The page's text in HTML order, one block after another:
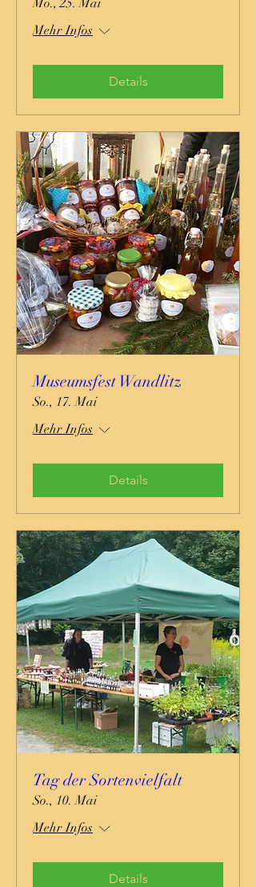
Mo., 25. Mai
Mehr Infos
Details
Museumsfest Wandlitz
So., 17. Mai
Mehr Infos
Details
Tag der Sortenvielfalt
So., 10. Mai
Mehr Infos
Details